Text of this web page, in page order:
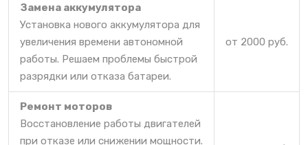
Замена аккумулятора
Установка нового аккумулятора для
увеличения времени автономной
работы. Решаем проблемы быстрой
разрядки или отказа батареи.
от 2000 руб.
Ремонт моторов
Восстановление работы двигателей
при отказе или снижении мощности.